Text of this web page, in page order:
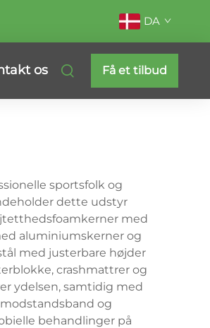
DA
os Få et tilbud
sportsfolk og
dette udstyr
med
aluminiumskerner og
med justerbare højder
crashmattrer og
ydelsen, samtidig med
og
behandlinger på